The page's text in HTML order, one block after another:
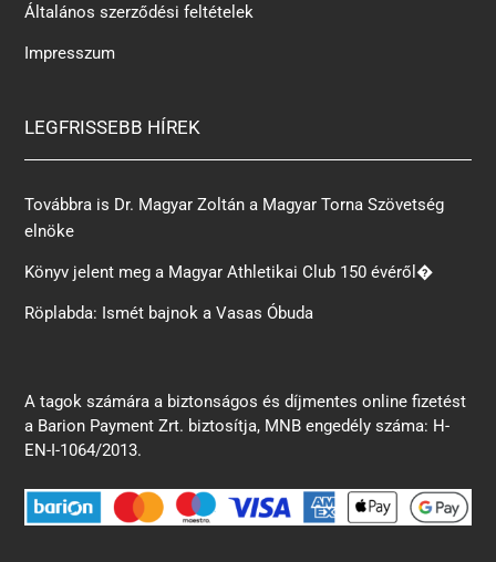
Általános szerződési feltételek
Impresszum
LEGFRISSEBB HÍREK
Továbbra is Dr. Magyar Zoltán a Magyar Torna Szövetség
elnöke
Könyv jelent meg a Magyar Athletikai Club 150 évéről�
Röplabda: Ismét bajnok a Vasas Óbuda
A tagok számára a biztonságos és díjmentes online fizetést
a Barion Payment Zrt. biztosítja, MNB engedély száma: H-
EN-I-1064/2013.